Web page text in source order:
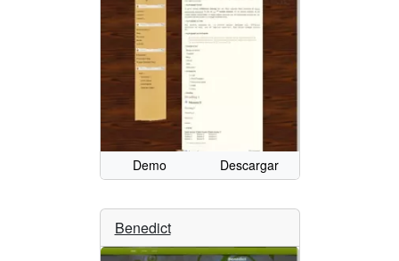
Demo Descargar
Benedict